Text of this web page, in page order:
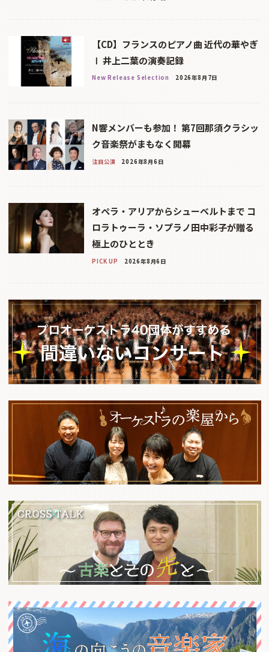
【CD】フランスのピアノ曲 近代の華やぎ
Ⅰ 井上二葉の演奏記録
New Release Selection 2026年8月7日
N響メンバーも参加！ 第7回那須クラシッ
ク音楽祭がまもなく開幕
注目公演 2026年8月6日
オペラ・アリアからシューベルトまで コ
ロラトゥーラ・ソプラノ田中彩子が贈る
極上のひととき
PICK UP 2026年8月6日